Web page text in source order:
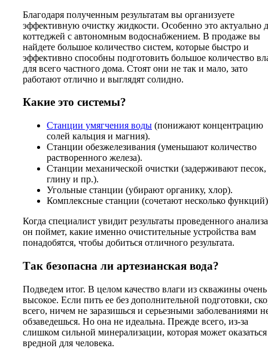
Благодаря полученным результатам вы организуете
эффективную очистку жидкости. Особенно это актуально
коттеджей с автономным водоснабжением. В продаже вы
найдете большое количество систем, которые быстро и
эффективно способны подготовить большое количество
для всего частного дома. Стоят они не так и мало, зато
работают отлично и выглядят солидно.
Какие это системы?
Станции умягчения воды (понижают концентрацию
солей кальция и магния).
Станции обезжелезивания (уменьшают количество
растворенного железа).
Станции механической очистки (задерживают
глину и пр.).
Угольные станции (убирают органику, хлор).
Комплексные станции (сочетают несколько
Когда специалист увидит результаты проведенного
он поймет, какие именно очистительные устройства вам
понадобятся, чтобы добиться отличного результата.
Так безопасна ли артезианская вода?
Подведем итог. В целом качество влаги из скважины очень
высокое. Если пить ее без дополнительной подготовки,
всего, ничем не заразишься и серьезными заболеваниями
обзаведешься. Но она не идеальна. Прежде всего, из-за
слишком сильной минерализации, которая может оказаться
вредной для человека.